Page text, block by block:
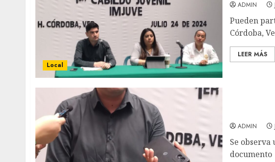
Local
ADMIN
Pueden
Córdoba,
LEER MÁS
ADMIN
Se
documento
Local
Obra de pavimentación de San Marcial será
mejorada. Interviene CASF
ADMIN JULIO 27, 2026 0
de la
ADMIN